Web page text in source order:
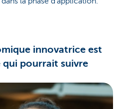
innovatrice est
pourrait suivre